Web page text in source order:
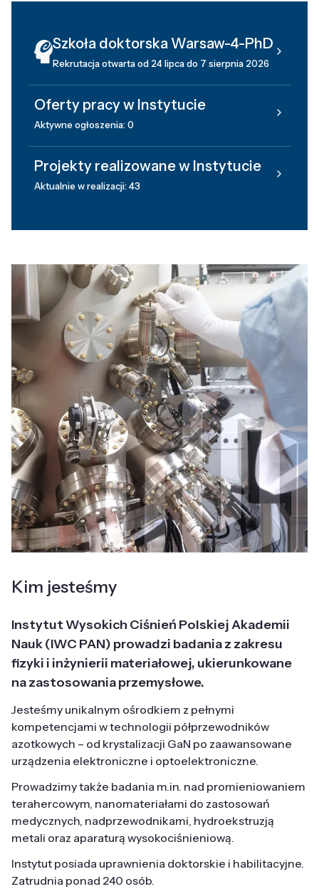
Szkoła doktorska Warsaw-4-PhD
Rekrutacja otwarta od 24 lipca do 7 sierpnia 2026
Oferty pracy w Instytucie
Aktywne ogłoszenia: 0
Projekty realizowane w Instytucie
Aktualnie w realizacji: 43
Kim jesteśmy
Instytut Wysokich Ciśnień Polskiej Akademii
Nauk (IWC PAN) prowadzi badania z zakresu
fizyki i inżynierii materiałowej, ukierunkowane
na zastosowania przemysłowe.
Jesteśmy unikalnym ośrodkiem z pełnymi
kompetencjami w technologii półprzewodników
azotkowych – od krystalizacji GaN po zaawansowane
urządzenia elektroniczne i optoelektroniczne.
Prowadzimy także badania m.in. nad promieniowaniem
terahercowym, nanomateriałami do zastosowań
medycznych, nadprzewodnikami, hydroekstruzją
metali oraz aparaturą wysokociśnieniową.
Instytut posiada uprawnienia doktorskie i habilitacyjne.
Zatrudnia ponad 240 osób.